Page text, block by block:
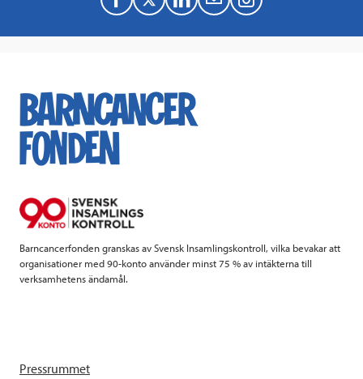
a
e
b
k
w
t
t
i
k
e
a
Barncancerfonden granskas av Svensk Insamlingskontroll, vilka bevakar att
organisationer med 90-konto använder minst 75 % av intäkterna till
verksamhetens ändamål.
Pressrummet